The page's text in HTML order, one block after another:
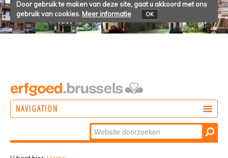
Door gebruik te maken van deze site, gaat u akkoord met ons
gebruik van cookies. Meer informatie OK
NAVIGATION
Zoek
Geavanceerd